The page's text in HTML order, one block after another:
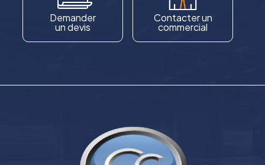
Demander
un devis
Contacter un
commercial